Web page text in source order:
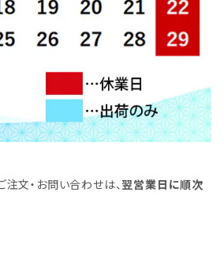
注文・お問い合わせは、翌営業日に順次